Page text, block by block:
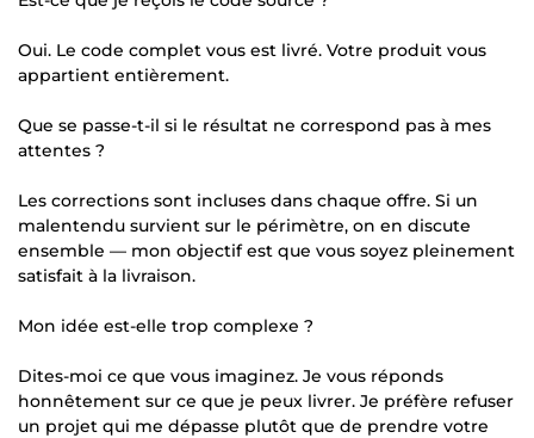
Oui. Le code complet vous est livré. Votre produit vous
appartient entièrement.
Que se passe-t-il si le résultat ne correspond pas à mes
attentes ?
Les corrections sont incluses dans chaque offre. Si un
malentendu survient sur le périmètre, on en discute
ensemble — mon objectif est que vous soyez pleinement
satisfait à la livraison.
Mon idée est-elle trop complexe ?
Dites-moi ce que vous imaginez. Je vous réponds
honnêtement sur ce que je peux livrer. Je préfère refuser
un projet qui me dépasse plutôt que de prendre votre